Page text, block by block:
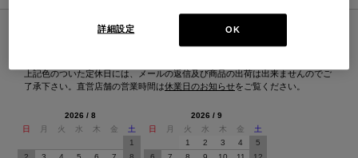
オンラインストア 営業日カレンダー
上記色のついた定休日には、メールの返信及び商品の出荷は出来ませんのでご
了承下さい。直営店舗の営業時間は休業日のお知らせをご覧ください。
2026 / 8
日
月 火 水 木 金
土
1
2026 / 9
日
月 火 水 木 金
土
1
2 3 4
5
OK
詳細設定